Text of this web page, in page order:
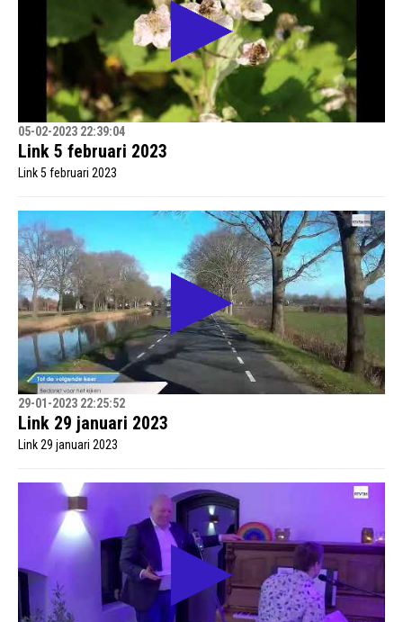
05-02-2023 22:39:04
Link 5 februari 2023
Link 5 februari 2023
29-01-2023 22:25:52
Link 29 januari 2023
Link 29 januari 2023